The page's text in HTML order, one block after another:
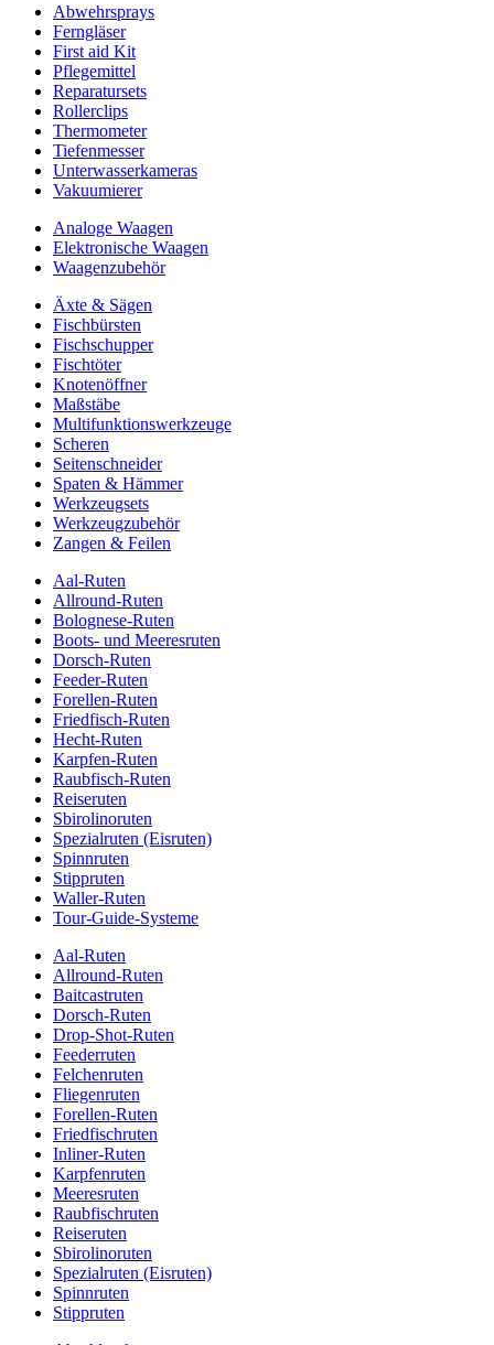
Abwehrsprays
Ferngläser
First aid Kit
Pflegemittel
Reparatursets
Rollerclips
Thermometer
Tiefenmesser
Unterwasserkameras
Vakuumierer
Analoge Waagen
Elektronische Waagen
Waagenzubehör
Äxte & Sägen
Fischbürsten
Fischschupper
Fischtöter
Knotenöffner
Maßstäbe
Multifunktionswerkzeuge
Scheren
Seitenschneider
Spaten & Hämmer
Werkzeugsets
Werkzeugzubehör
Zangen & Feilen
Aal-Ruten
Allround-Ruten
Bolognese-Ruten
Boots- und Meeresruten
Dorsch-Ruten
Feeder-Ruten
Forellen-Ruten
Friedfisch-Ruten
Hecht-Ruten
Karpfen-Ruten
Raubfisch-Ruten
Reiseruten
Sbirolinoruten
Spezialruten (Eisruten)
Spinnruten
Stippruten
Waller-Ruten
Tour-Guide-Systeme
Aal-Ruten
Allround-Ruten
Baitcastruten
Dorsch-Ruten
Drop-Shot-Ruten
Feederruten
Felchenruten
Fliegenruten
Forellen-Ruten
Friedfischruten
Inliner-Ruten
Karpfenruten
Meeresruten
Raubfischruten
Reiseruten
Sbirolinoruten
Spezialruten (Eisruten)
Spinnruten
Stippruten